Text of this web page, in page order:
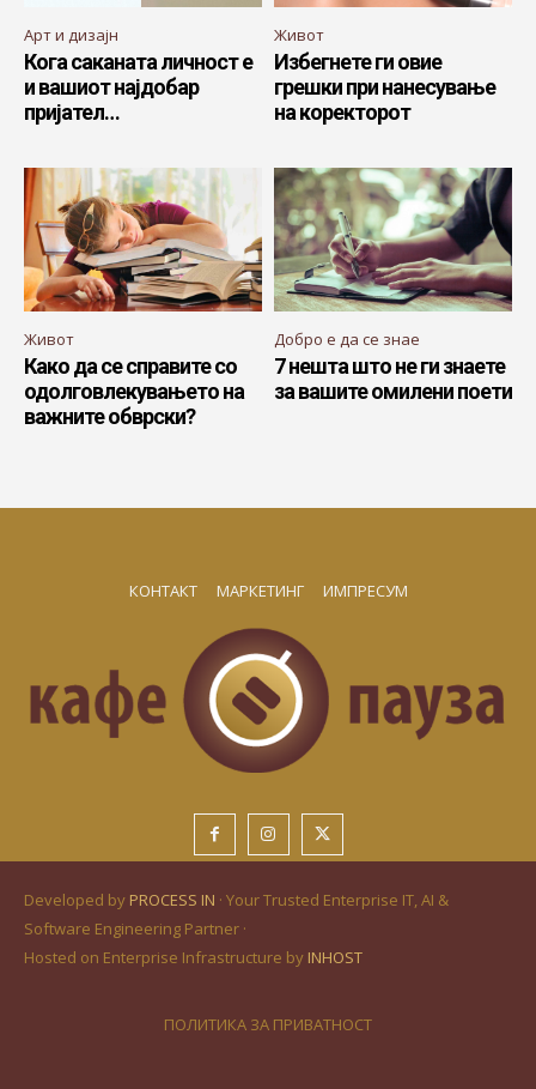
Арт и дизајн
Кога саканата личност е
и вашиот најдобар
пријател…
Живот
Избегнете ги овие
грешки при нанесување
на коректорот
Живот
Како да се справите со
одолговлекувањето на
важните обврски?
Добро е да се знае
7 нешта што не ги знаете
за вашите омилени поети
КОНТАКТ МАРКЕТИНГ ИМПРЕСУМ
Developed by PROCESS IN · Your Trusted Enterprise IT, AI &
Software Engineering Partner ·
Hosted on Enterprise Infrastructure by INHOST
ПОЛИТИКА ЗА ПРИВАТНОСТ